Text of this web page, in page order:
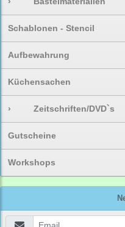
Schablonen - Stencil
Aufbewahrung
Küchensachen
› Zeitschriften/DVD`s
Gutscheine
Workshops